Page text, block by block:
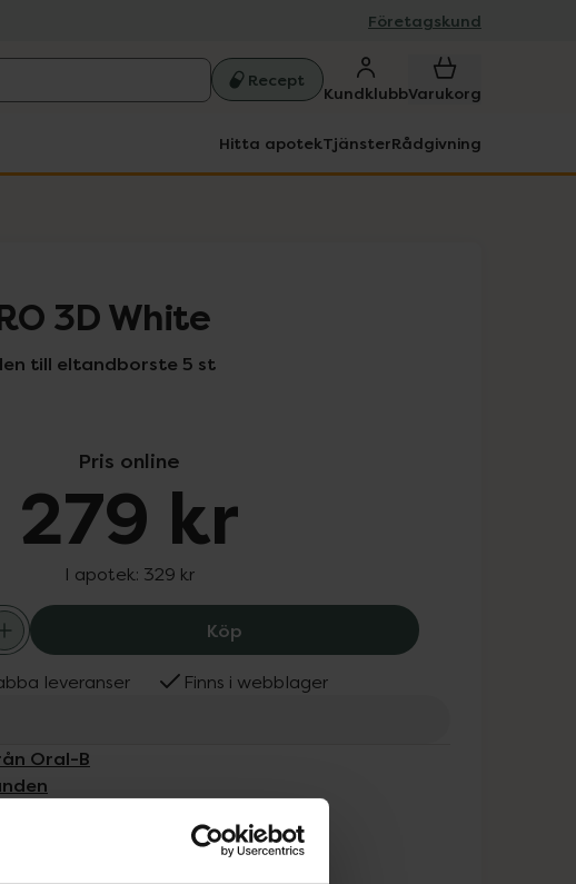
Företagskund
Recept
KundklubbVarukorg
Hitta apotekTjänsterRådgivning
3D White
till eltandborste 5 st
Pris online
279 kr
I apotek: 329 kr
Köp Oral-B PRO 3D White, 279 kr.
leveranser Finns i webblager
Oral-B